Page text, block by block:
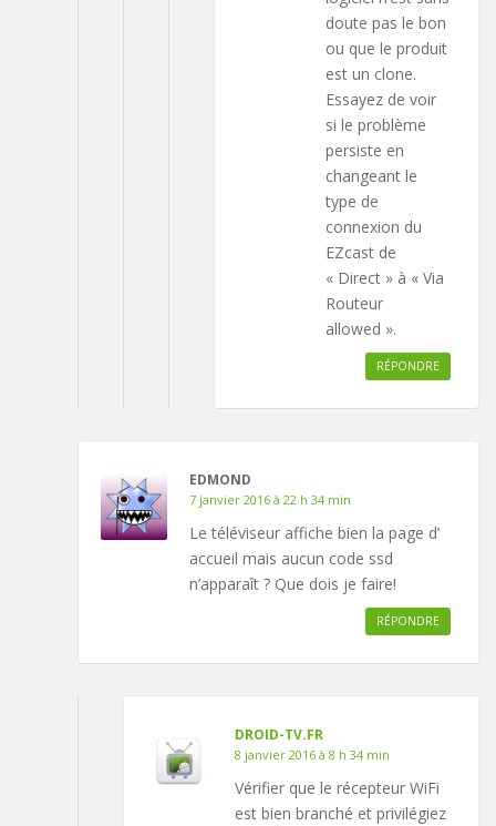
doute pas le bon
ou que le produit
est un clone.
Essayez de voir
si le problème
persiste en
changeant le
type de
connexion du
EZcast de
« Direct » à « Via
Routeur
allowed ».
RÉPONDRE
EDMOND
7 janvier 2016 à 22 h 34 min
Le téléviseur affiche bien la page d’
accueil mais aucun code ssd
n’apparaît ? Que dois je faire!
RÉPONDRE
DROID-TV.FR
8 janvier 2016 à 8 h 34 min
Vérifier que le récepteur WiFi
est bien branché et privilégiez